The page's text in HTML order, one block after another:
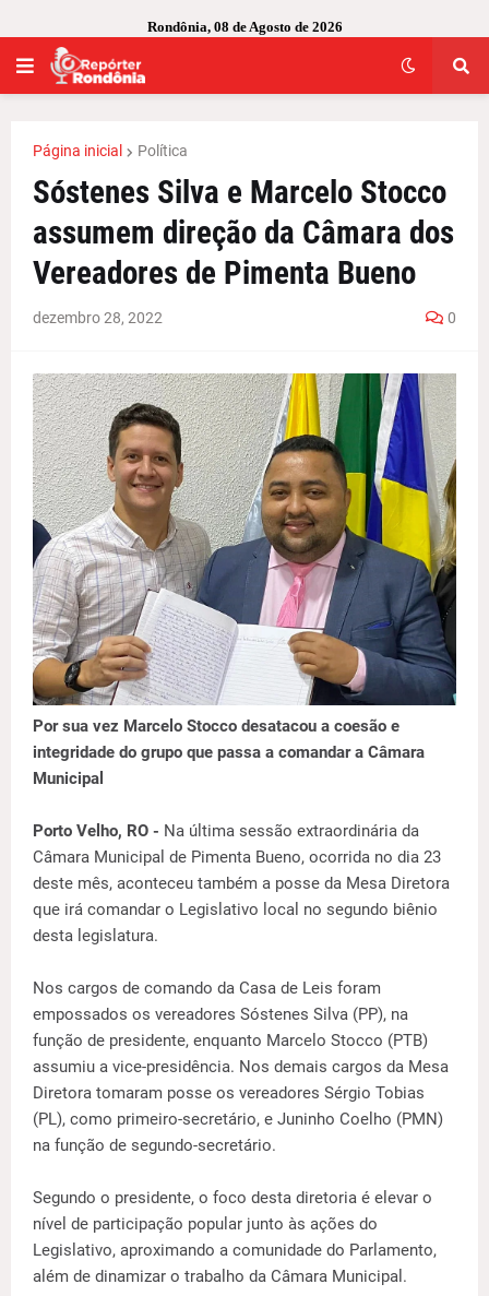
Rondônia, 08 de Agosto de 2026
Página inicial Política
Sóstenes Silva e Marcelo Stocco
assumem direção da Câmara dos
Vereadores de Pimenta Bueno
dezembro 28, 2022 0
Por sua vez Marcelo Stocco desatacou a coesão e
integridade do grupo que passa a comandar a Câmara
Municipal
Porto Velho, RO - Na última sessão extraordinária da
Câmara Municipal de Pimenta Bueno, ocorrida no dia 23
deste mês, aconteceu também a posse da Mesa Diretora
que irá comandar o Legislativo local no segundo biênio
desta legislatura.
Nos cargos de comando da Casa de Leis foram
empossados os vereadores Sóstenes Silva (PP), na
função de presidente, enquanto Marcelo Stocco (PTB)
assumiu a vice-presidência. Nos demais cargos da Mesa
Diretora tomaram posse os vereadores Sérgio Tobias
(PL), como primeiro-secretário, e Juninho Coelho (PMN)
na função de segundo-secretário.
Segundo o presidente, o foco desta diretoria é elevar o
nível de participação popular junto às ações do
Legislativo, aproximando a comunidade do Parlamento,
além de dinamizar o trabalho da Câmara Municipal.